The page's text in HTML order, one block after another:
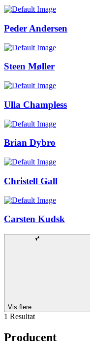
Peder Andersen
Steen Møller
Ulla Champless
Brian Dybro
Christell Gall
Carsten Kudsk
Vis flere
1 Resultat
Producent